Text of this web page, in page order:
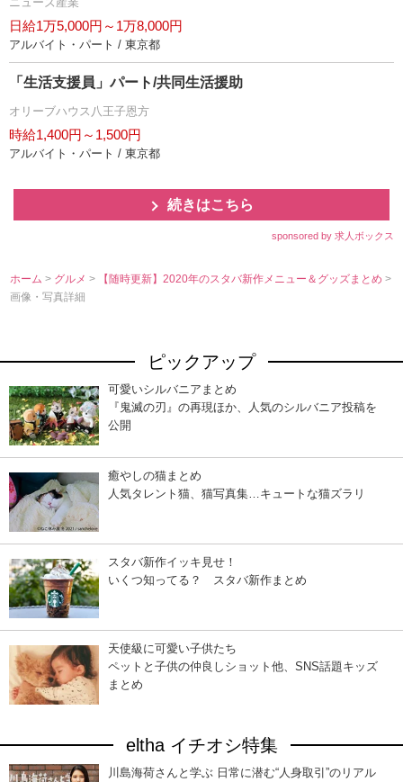
日給1万5,000円～1万8,000円
アルバイト・パート / 東京都
「生活支援員」パート/共同生活援助
オリーブハウス八王子恩方
時給1,400円～1,500円
アルバイト・パート / 東京都
続きはこちら
sponsored by 求人ボックス
ホーム > グルメ> 【随時更新】2020年のスタバ新作メニュー＆グッズまとめ>
画像・写真詳細
ピックアップ
可愛いシルバニアまとめ
『鬼滅の刃』の再現ほか、人気のシルバニア投稿を
公開
癒やしの猫まとめ
人気タレント猫、猫写真集…キュートな猫ズラリ
スタバ新作イッキ見せ！
いくつ知ってる？ スタバ新作まとめ
天使級に可愛い子供たち
ペットと子供の仲良しショット他、SNS話題キッズ
まとめ
eltha イチオシ特集
川島海荷さんと学ぶ 日常に潜む“人身取引”のリアル